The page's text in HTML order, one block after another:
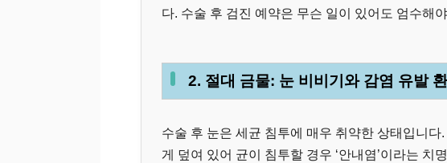
다. 수술 후 검진 예약은 무슨 일이 있어도 엄수해
2. 절대 금물: 눈 비비기와 감염 유발
수술 후 눈은 세균 침투에 매우 취약한 상태입니
게 덮여 있어 균이 침투할 경우 ‘안내염’이라는 치